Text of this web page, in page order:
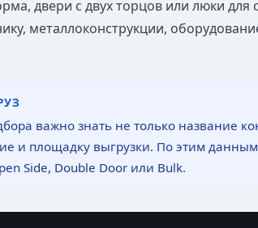
двери с двух торцов или люки
металлоконструкции,
важно знать не только название
и площадку выгрузки. По этим
Side, Double Door или Bulk.